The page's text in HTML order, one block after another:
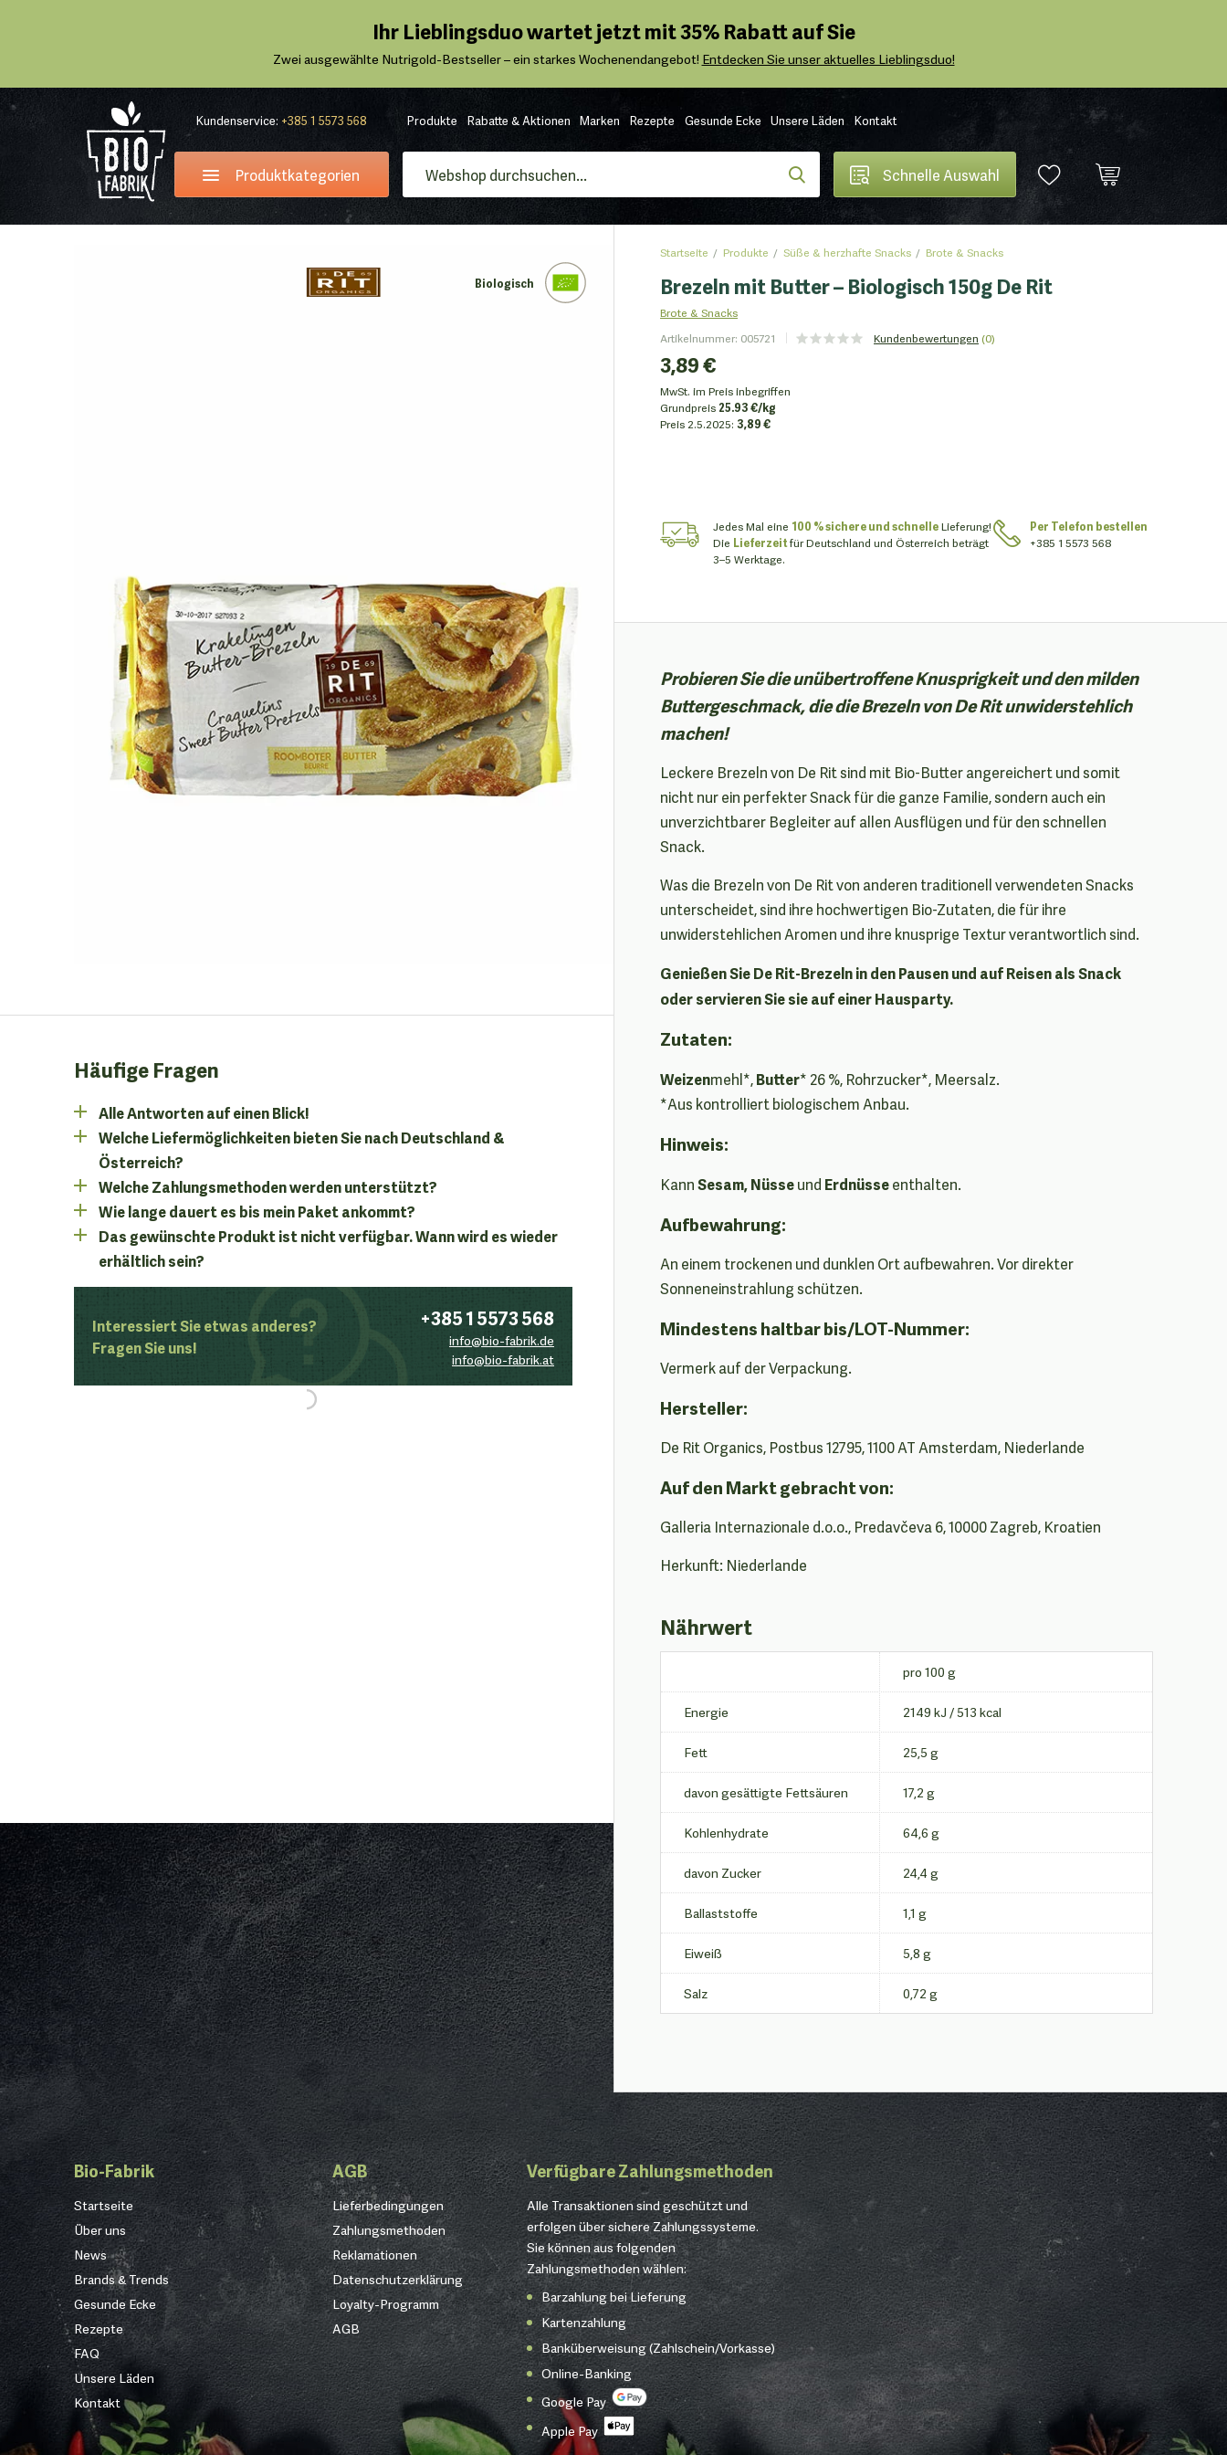
Ihr Lieblingsduo wartet jetzt mit 35% Rabatt auf Sie
Zwei ausgewählte Nutrigold-Bestseller – ein starkes Wochenendangebot! Entdecken Sie unser aktuelles Lieblingsduo!
Kundenservice: +385 1 5573 568
Produktkategorien
Produkte Rabatte & Aktionen Marken Rezepte Gesunde Ecke Unsere Läden Kontakt
Schnelle Auswahl
Biologisch
Häufige Fragen
Alle Antworten auf einen Blick!
Welche Liefermöglichkeiten bieten Sie nach Deutschland &
Österreich?
Welche Zahlungsmethoden werden unterstützt?
Wie lange dauert es bis mein Paket ankommt?
Das gewünschte Produkt ist nicht verfügbar. Wann wird es wieder
erhältlich sein?
Interessiert Sie etwas anderes?
Fragen Sie uns!
+385 1 5573 568
info@bio-fabrik.de
info@bio-fabrik.at
Startseite Produkte Süße & herzhafte Snacks Brote & Snacks
Brezeln mit Butter – Biologisch 150g De Rit
Brote & Snacks
Artikelnummer: 005721 Kundenbewertungen (0)
3,89 €
MwSt. im Preis inbegriffen
Grundpreis 25.93 €/kg
Preis 2.5.2025: 3,89 €
Jedes Mal eine 100 % sichere und schnelleLieferung!
Die Lieferzeitfür Deutschland und Österreich beträgt
3–5 Werktage.
Per Telefon bestellen
+385 1 5573 568
Probieren Sie die unübertroffene Knusprigkeit und den milden
Buttergeschmack, die die Brezeln von De Rit unwiderstehlich
machen!
Leckere Brezeln von De Rit sind mit Bio-Butter angereichert und somit
nicht nur ein perfekter Snack für die ganze Familie, sondern auch ein
unverzichtbarer Begleiter auf allen Ausflügen und für den schnellen
Snack.
Was die Brezeln von De Rit von anderen traditionell verwendeten Snacks
unterscheidet, sind ihre hochwertigen Bio-Zutaten, die für ihre
unwiderstehlichen Aromen und ihre knusprige Textur verantwortlich sind.
Genießen Sie De Rit-Brezeln in den Pausen und auf Reisen als Snack
oder servieren Sie sie auf einer Hausparty.
Zutaten:
Weizenmehl*,Butter* 26 %, Rohrzucker*, Meersalz.
*Aus kontrolliert biologischem Anbau.
Hinweis:
KannSesam, Nüsseund Erdnüsseenthalten.
Aufbewahrung:
An einem trockenen und dunklen Ort aufbewahren. Vor direkter
Sonneneinstrahlung schützen.
Mindestens haltbar bis/LOT-Nummer:
Vermerk auf der Verpackung.
Hersteller:
De Rit Organics, Postbus 12795, 1100 AT Amsterdam, Niederlande
Auf den Markt gebracht von:
Galleria Internazionale d.o.o., Predavčeva 6, 10000 Zagreb, Kroatien
Herkunft: Niederlande
Nährwert
pro 100 g
Energie 2149 kJ / 513 kcal
Fett 25,5 g
davon gesättigte Fettsäuren 17,2 g
Kohlenhydrate 64,6 g
davon Zucker 24,4 g
Ballaststoffe 1,1 g
Eiweiß 5,8 g
Salz 0,72 g
Bio-Fabrik
Startseite
Über uns
News
Brands & Trends
Gesunde Ecke
Rezepte
FAQ
Unsere Läden
Kontakt
AGB
Lieferbedingungen
Zahlungsmethoden
Reklamationen
Datenschutzerklärung
Loyalty-Programm
AGB
Verfügbare Zahlungsmethoden
Alle Transaktionen sind geschützt und
erfolgen über sichere Zahlungssysteme.
Sie können aus folgenden
Zahlungsmethoden wählen:
Barzahlung bei Lieferung
Kartenzahlung
Banküberweisung (Zahlschein/Vorkasse)
Online-Banking
Google Pay
Apple Pay